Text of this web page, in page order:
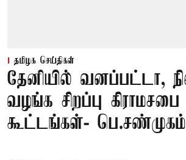
தமிழக செய்திகள்
தேனியில் வனப்பட்டா,
வழங்க சிறப்பு கிராமசபை
கூட்டங்கள்- பெ.சண்முகம்